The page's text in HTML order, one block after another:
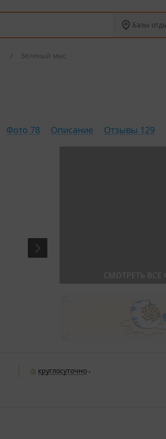
Базы
Зеленый мыс
Фото 78 Описание Отзывы 129
круглосуточно